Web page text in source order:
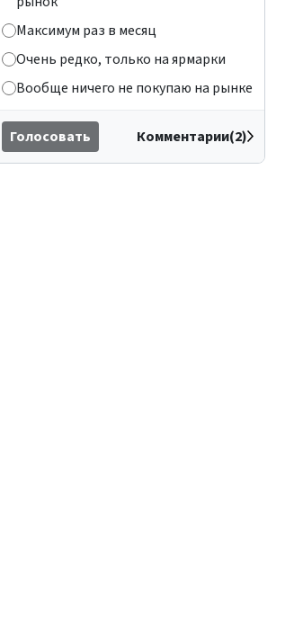
Максимум раз в месяц
Очень редко, только на ярмарки
Вообще ничего не покупаю на рынке
Голосовать Комментарии(2)